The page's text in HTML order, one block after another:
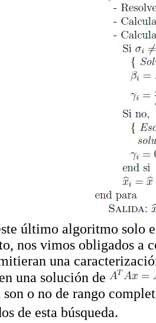
último algoritmo solo
nos vimos obligados a
una
una solución de
son o no de rango
de esta búsqueda.